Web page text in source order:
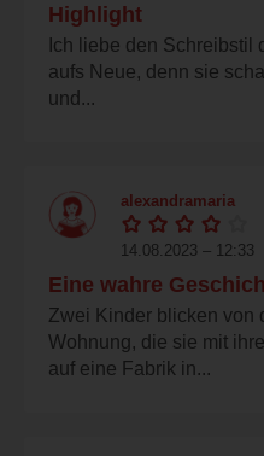
Highlight
Ich liebe den Schreibstil
aufs Neue, denn sie
und...
alexandramaria
14.08.2023 – 12:33
Eine wahre
Zwei Kinder blicken von
Wohnung, die sie mit
auf eine Fabrik in...